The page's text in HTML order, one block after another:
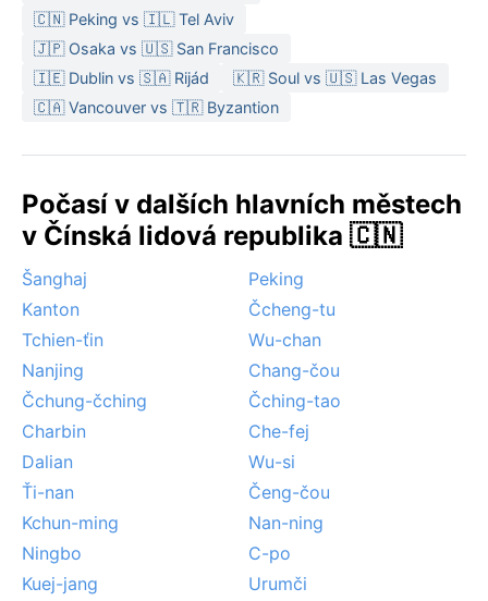
🇨🇳 Peking vs 🇮🇱 Tel Aviv
🇯🇵 Osaka vs 🇺🇸 San Francisco
🇮🇪 Dublin vs 🇸🇦 Rijád
🇰🇷 Soul vs 🇺🇸 Las Vegas
🇨🇦 Vancouver vs 🇹🇷 Byzantion
Počasí v dalších hlavních městech
v Čínská lidová republika 🇨🇳
Šanghaj
Peking
Kanton
Čcheng-tu
Tchien-ťin
Wu-chan
Nanjing
Chang-čou
Čchung-čching
Čching-tao
Charbin
Che-fej
Dalian
Wu-si
Ťi-nan
Čeng-čou
Kchun-ming
Nan-ning
Ningbo
C-po
Kuej-jang
Urumči